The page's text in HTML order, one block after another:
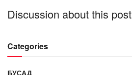
Discussion about this post
Categories
БУСАД